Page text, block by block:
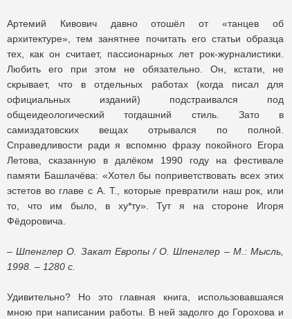
Артемий Кивович давно отошёл от «танцев об
архитектуре», тем занятнее почитать его статьи образца
тех, как он считает, пассионарных лет рок-журналистики.
Любить его при этом не обязательно. Он, кстати, не
скрывает, что в отдельных работах (когда писал для
официальных изданий) подстраивался под
общеидеологический тогдашний стиль. Зато в
самиздатовских вещах отрывался по полной.
Справедливости ради я вспомню фразу покойного Егора
Летова, сказанную в далёком 1990 году на фестивале
памяти Башлачёва: «Хотел бы поприветствовать всех этих
эстетов во главе с А. Т., которые превратили наш рок, или
то, что им было, в ху*ту». Тут я на стороне Игоря
Фёдоровича.
– Шпенглер О. Закат Европы / О. Шпенглер – М.: Мысль,
1998. – 1280 с.
Удивительно? Но это главная книга, использовавшаяся
мною при написании работы. В ней задолго до Горохова и